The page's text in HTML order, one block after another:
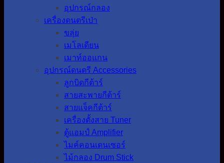
อุปกรณ์กลอง
เครื่องดนตรีเป่า
ขลุ่ย
เมโลเดียน
เมาท์ออแกน
อุปกรณ์ดนตรี Accessories
ลูกบิดกีต้าร์
สายสะพายกีต้าร์
สายแจ็คกีต้าร์
เครื่องตั้งสาย Tuner
ตู้แอมป์ Amplifier
ไมค์คอนเดนเซอร์
ไม้กลอง Drum Stick